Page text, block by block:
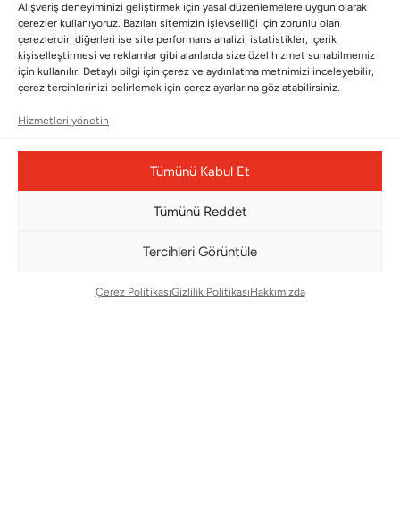
Alışveriş deneyiminizi geliştirmek için yasal düzenlemelere uygun olarak
çerezler kullanıyoruz. Bazıları sitemizin işlevselliği için zorunlu olan
çerezlerdir, diğerleri ise site performans analizi, istatistikler, içerik
kişiselleştirmesi ve reklamlar gibi alanlarda size özel hizmet sunabilmemiz
için kullanılır. Detaylı bilgi için çerez ve aydınlatma metnimizi inceleyebilir,
çerez tercihlerinizi belirlemek için çerez ayarlarına göz atabilirsiniz.
Hizmetleri yönetin
Tümünü Kabul Et
Tümünü Reddet
Tercihleri Görüntüle
Çerez PolitikasıGizlilik PolitikasıHakkımızda
Hata Bildirim Formu
BÜLTENİMİZE ABONE OLUN
Kayıt olun ve fırsatlardan ilk siz yararlanın!
Bültenimize Abone Olun
Bizi Takip Edin